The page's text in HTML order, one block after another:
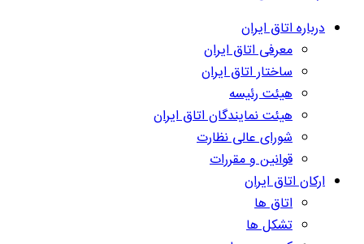
درباره اتاق ایران
معرفی اتاق ایران
ساختار اتاق ایران
هیئت رئیسه
هیئت نمایندگان اتاق ایران
شورای عالی نظارت
قوانین و مقررات
ارکان اتاق ایران
اتاق ها
تشکل ها